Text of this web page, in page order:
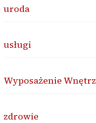
uroda
usługi
Wyposażenie Wnętrz
zdrowie